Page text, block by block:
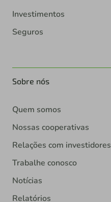
Investimentos
Seguros
Sobre nós
Quem somos
Nossas cooperativas
Relações com investidores
Trabalhe conosco
Notícias
Relatórios